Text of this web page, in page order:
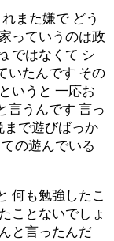
また嫌で どう
っていうのは政
ではなくて シ
いたんです その
いうと 一応お
言うんです 言っ
まで遊びばっか
の遊んでいる
何も勉強したこ
ことないでしょ
と言ったんだ